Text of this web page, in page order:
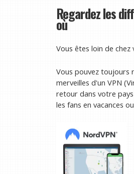
Regardez les
où
Vous êtes loin de
Vous pouvez toujours
merveilles d'un VPN
retour dans votre
les fans en vacances